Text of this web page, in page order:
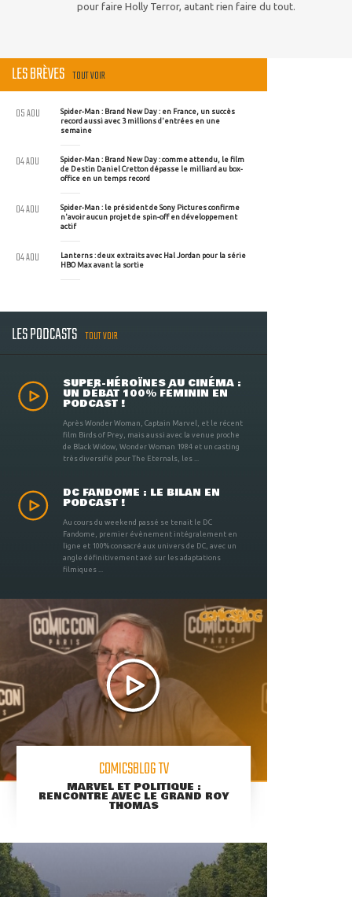
pour faire Holly Terror, autant rien faire du tout.
LES BRÈVES TOUT VOIR
Spider-Man : Brand New Day : en France, un succès
record aussi avec 3 millions d'entrées en une
semaine
05 AOU
Spider-Man : Brand New Day : comme attendu, le film
de Destin Daniel Cretton dépasse le milliard au box-
office en un temps record
04 AOU
Spider-Man : le président de Sony Pictures confirme
n'avoir aucun projet de spin-off en développement
actif
04 AOU
Lanterns : deux extraits avec Hal Jordan pour la série
HBO Max avant la sortie
04 AOU
LES PODCASTS TOUT VOIR
SUPER-HÉROÏNES AU CINÉMA :
UN DÉBAT 100% FÉMININ EN
PODCAST !
Après Wonder Woman, Captain Marvel, et le récent
film Birds of Prey, mais aussi avec la venue proche
de Black Widow, Wonder Woman 1984 et un casting
très diversifié pour The Eternals, les ...
DC FANDOME : LE BILAN EN
PODCAST !
Au cours du weekend passé se tenait le DC
Fandome, premier évènement intégralement en
ligne et 100% consacré aux univers de DC, avec un
angle définitivement axé sur les adaptations
filmiques ...
COMICSBLOG TV
MARVEL ET POLITIQUE :
RENCONTRE AVEC LE GRAND ROY
THOMAS